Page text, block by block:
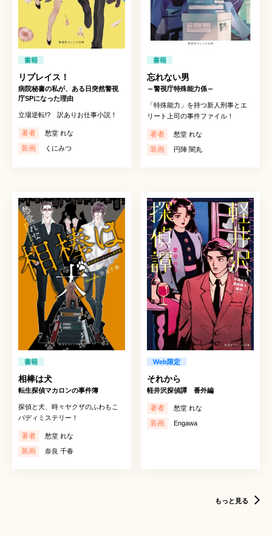
書籍
リプレイス！
病院秘書の私が、ある日突然警視
庁SPになった理由
立場逆転!? 訳ありお仕事小説！
著者 愁堂 れな
装画 くにみつ
書籍
忘れない男
～警視庁特殊能力係～
「特殊能力」を持つ新人刑事とエ
リート上司の事件ファイル！
著者 愁堂 れな
装画 円陣 闇丸
書籍
相棒は犬
転生探偵マカロンの事件簿
探偵と犬、時々ヤクザのふわもこ
バディミステリー！
著者 愁堂 れな
装画 奈良 千春
Web限定
それから
軽井沢探偵譚 番外編
著者 愁堂 れな
装画 Engawa
もっと見る